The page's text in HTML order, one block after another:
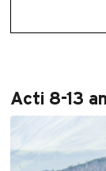
Acti 8-13